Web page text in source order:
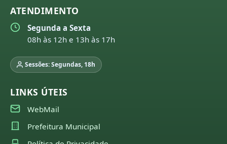
ATENDIMENTO
Segunda a Sexta
08h às 12h e 13h às 17h
Sessões: Segundas, 18h
LINKS ÚTEIS
WebMail
Prefeitura Municipal